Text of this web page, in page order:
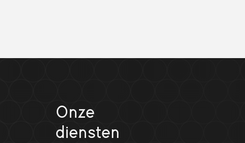
Onze
diensten